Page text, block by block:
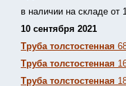
в наличии на складе от
10 сентября 2021
Труба толстостенная
Труба толстостенная
Труба толстостенная